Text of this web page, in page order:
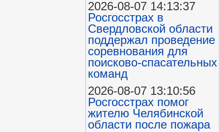
2026-08-07 14:13:37
Росгосстрах в
Свердловской области
поддержал проведение
соревнования для
поисково‑спасательных
команд
2026-08-07 13:10:56
Росгосстрах помог
жителю Челябинской
области после пожара